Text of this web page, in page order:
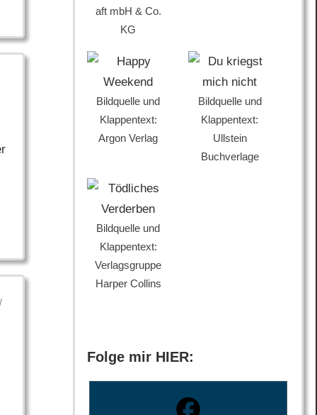
/
aft mbH & Co.
KG
Bildquelle und
Klappentext:
Argon Verlag
Bildquelle und
Klappentext:
Ullstein
Buchverlage
Bildquelle und
Klappentext:
Verlagsgruppe
Harper Collins
Folge mir HIER: